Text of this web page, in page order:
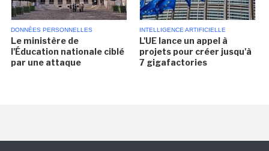
DONNÉES PERSONNELLES
Le ministère de
l'Éducation nationale ciblé
par une attaque
INTELLIGENCE ARTIFICIELLE
L'UE lance un appel à
projets pour créer jusqu'à
7 gigafactories